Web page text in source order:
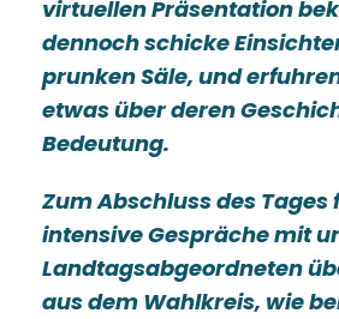
virtuellen Präsentation
dennoch schicke
prunken Säle, und
etwas über deren
Bedeutung.
Zum Abschluss des
intensive Gespräche mit
Landtagsabgeordneten
aus dem Wahlkreis, wie